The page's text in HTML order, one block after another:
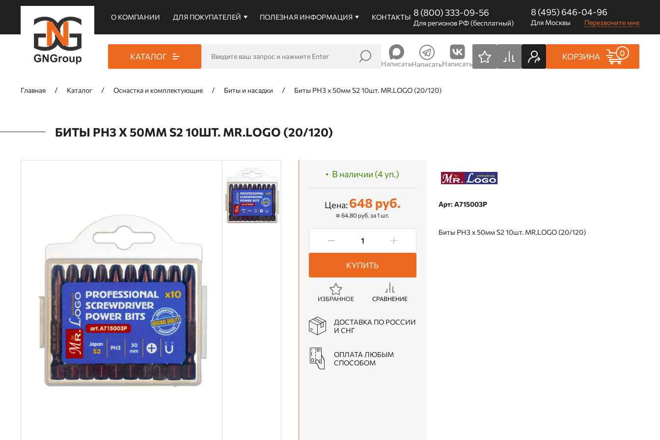
О КОМПАНИИ ДЛЯ ПОКУПАТЕЛЕЙ ПОЛЕЗНАЯ ИНФОРМАЦИЯ КОНТАКТЫ 8 (800) 333-09-56
Для регионов РФ (бесплатный)
8 (495) 646-04-96
Для Москвы Перезвоните мне
КАТАЛОГ
НаписатьНаписатьНаписать
КОРЗИНА 0
Главная Каталог Оснастка и комплектующие Биты и насадки Биты PH3 х 50мм S2 10шт. MR.LOGO (20/120)
БИТЫ PH3 Х 50ММ S2 10ШТ. MR.LOGO (20/120)
Арт: A715003P
Биты PH3 х 50мм S2 10шт. MR.LOGO (20/120)
В наличии (4 уп.)
Цена:648 руб.
≅ 64.80 руб. за 1 шт.
КУПИТЬ
ИЗБРАННОЕ СРАВНЕНИЕ
ДОСТАВКА ПО РОССИИ
И СНГ
ОПЛАТА ЛЮБЫМ
СПОСОБОМ